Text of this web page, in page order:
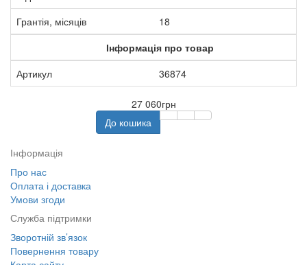
Грантія, місяців
18
Інформація про товар
Артикул
36874
27 060грн
До кошика
Інформація
Про нас
Оплата і доставка
Умови згоди
Служба підтримки
Зворотній зв’язок
Повернення товару